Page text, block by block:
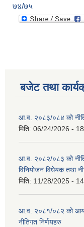
७४/७५
बजेट तथा
आ.व. २०८३/०८४ को
मिति: 06/24/2026 -
आ.व. २०८२/०८३ को
विनियोजन विधेयक तथा
मिति: 11/28/2025 -
आ.व. २०८१/०८२ को आय
नीतिगत निर्णयहरु